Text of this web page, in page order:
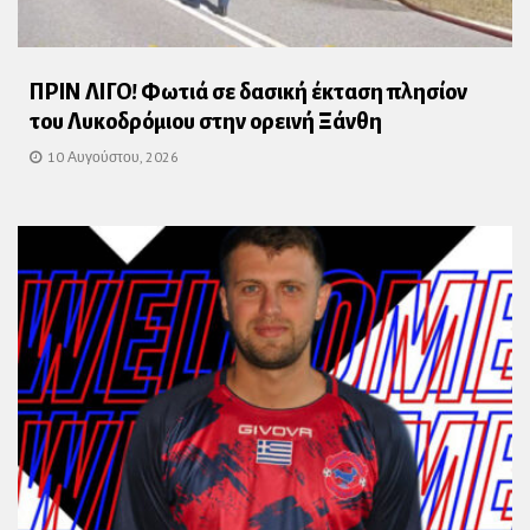
ΠΡΙΝ ΛΙΓΟ! Φωτιά σε δασική έκταση πλησίον
του Λυκοδρόμιου στην ορεινή Ξάνθη
10 Αυγούστου, 2026